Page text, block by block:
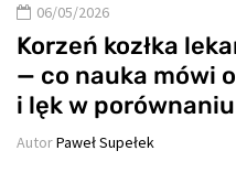
06/05/2026
Korzeń kozłka
— co nauka mówi
i lęk w
AutorPaweł Supełek